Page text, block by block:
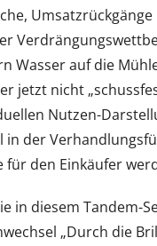
Wasser auf die
jetzt nicht
Nutzen-
in der
für den Einkäufer
in diesem Tandem-
„Durch die